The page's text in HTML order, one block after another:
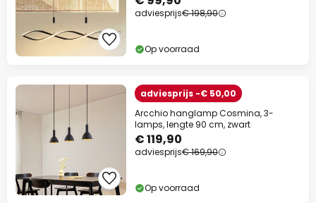
adviesprijs€ 198,90
Op voorraad
adviesprijs -€ 50,00
Arcchio hanglamp Cosmina, 3-
lamps, lengte 90 cm, zwart
€ 119,90
adviesprijs€ 169,90
Op voorraad